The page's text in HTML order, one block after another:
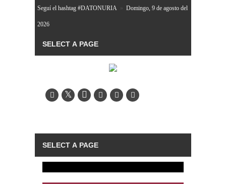
Seguí el hashtag #DATONURIA » Domingo, 9 de agosto del
2026